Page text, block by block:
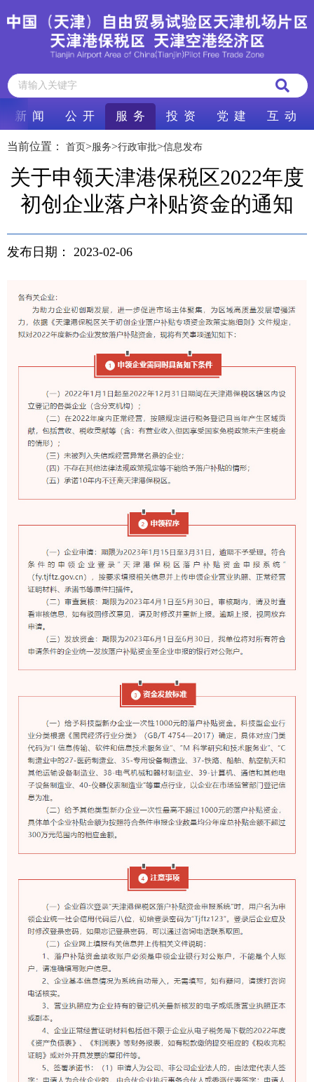
新 闻 公 开 服 务 投 资 党 建 互 动
当前位置： 首页>服务>行政审批>信息发布
关于申领天津港保税区2022年度
初创企业落户补贴资金的通知
发布日期： 2023-02-06